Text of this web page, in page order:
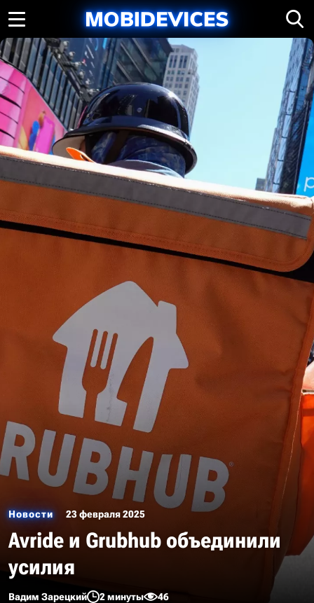
Новости 23 февраля 2025
Avride и Grubhub объединили
усилия
Вадим Зарецкий 2 минуты 46